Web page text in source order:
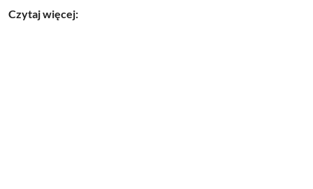
Czytaj więcej: